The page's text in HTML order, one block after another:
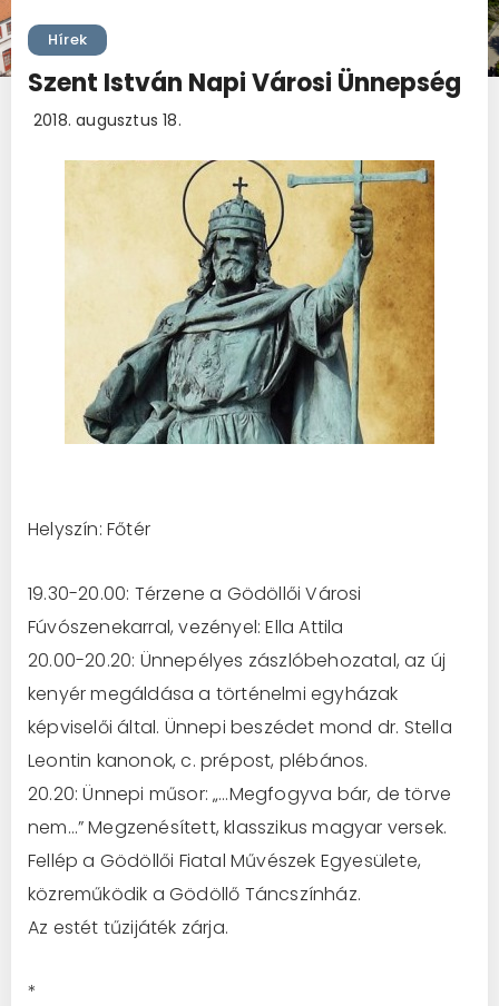
Hírek
Szent István Napi Városi Ünnepség
2018. augusztus 18.
Helyszín: Főtér
19.30-20.00: Térzene a Gödöllői Városi
Fúvószenekarral, vezényel: Ella Attila
20.00-20.20: Ünnepélyes zászlóbehozatal, az új
kenyér megáldása a történelmi egyházak
képviselői által. Ünnepi beszédet mond dr. Stella
Leontin kanonok, c. prépost, plébános.
20.20: Ünnepi műsor: „…Megfogyva bár, de törve
nem…” Megzenésített, klasszikus magyar versek.
Fellép a Gödöllői Fiatal Művészek Egyesülete,
közreműködik a Gödöllő Táncszínház.
Az estét tűzijáték zárja.
*